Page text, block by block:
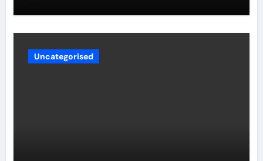
Uncategorised